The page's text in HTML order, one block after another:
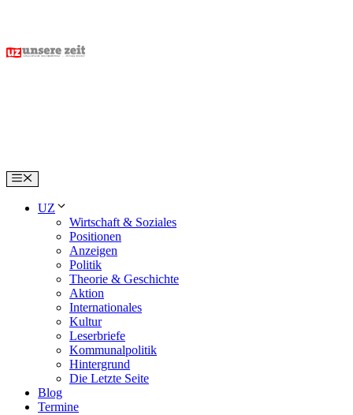
content
Menu
UZ
Wirtschaft & Soziales
Positionen
Anzeigen
Politik
Theorie & Geschichte
Aktion
Internationales
Kultur
Leserbriefe
Kommunalpolitik
Hintergrund
Die Letzte Seite
Blog
Termine